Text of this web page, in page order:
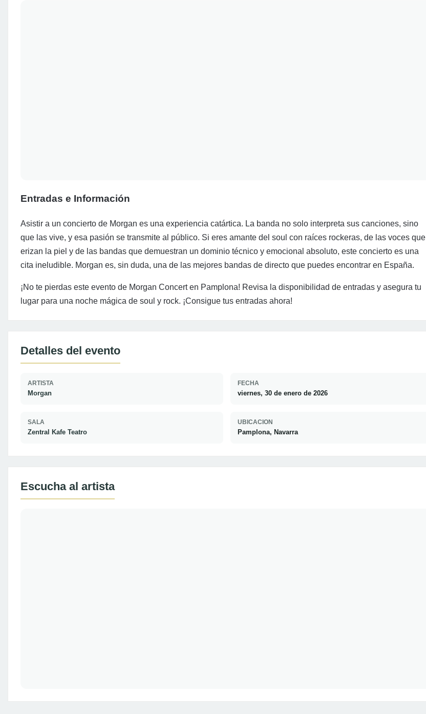
Entradas e Información
Asistir a un concierto de Morgan es una experiencia catártica. La banda no solo interpreta sus canciones, sino
que las vive, y esa pasión se transmite al público. Si eres amante del soul con raíces rockeras, de las voces que
erizan la piel y de las bandas que demuestran un dominio técnico y emocional absoluto, este concierto es una
cita ineludible. Morgan es, sin duda, una de las mejores bandas de directo que puedes encontrar en España.
¡No te pierdas este evento de Morgan Concert en Pamplona! Revisa la disponibilidad de entradas y asegura tu
lugar para una noche mágica de soul y rock. ¡Consigue tus entradas ahora!
Detalles del evento
ARTISTA
Morgan
FECHA
viernes, 30 de enero de 2026
SALA
Zentral Kafe Teatro
UBICACION
Pamplona, Navarra
Escucha al artista